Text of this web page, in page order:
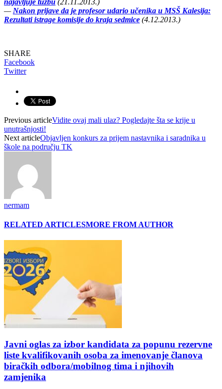
najavljuje tužbu (21.11.2013.)
— Nakon prijave da je profesor udario učenika u MSŠ Kalesija:
Rezultati istrage komisije do kraja sedmice (4.12.2013.)
SHARE
Facebook
Twitter
Previous articleVidite ovaj mali ulaz? Pogledajte šta se krije u
unutrašnjosti!
Next articleObjavljen konkurs za prijem nastavnika i saradnika u
škole na području TK
nermam
RELATED ARTICLESMORE FROM AUTHOR
Javni oglas za izbor kandidata za popunu rezervne
liste kvalifikovanih osoba za imenovanje članova
biračkih odbora/mobilnog tima i njihovih
zamjenika